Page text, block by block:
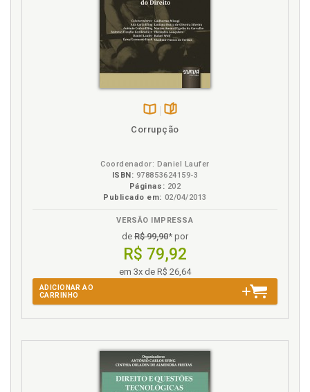
Corrupção
Coordenador: Daniel Laufer
ISBN: 978853624159-3
Páginas: 202
Publicado em: 02/04/2013
VERSÃO IMPRESSA
de R$ 99,90* por
R$ 79,92
em 3x de R$ 26,64
ADICIONAR AO
CARRINHO